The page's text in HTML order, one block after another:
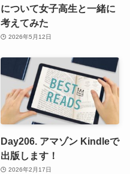
について女子高生と一緒に
考えてみた
2026年5月12日
Day206. アマゾン Kindleで
出版します！
2026年2月17日